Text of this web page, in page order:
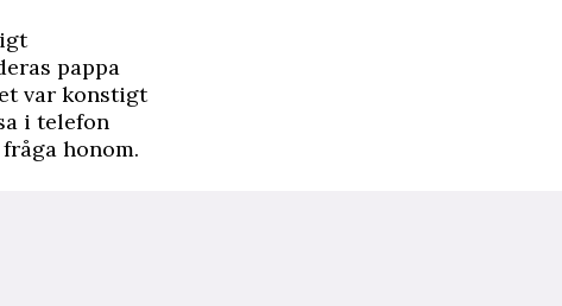
pappa
var konstigt
i telefon
honom.